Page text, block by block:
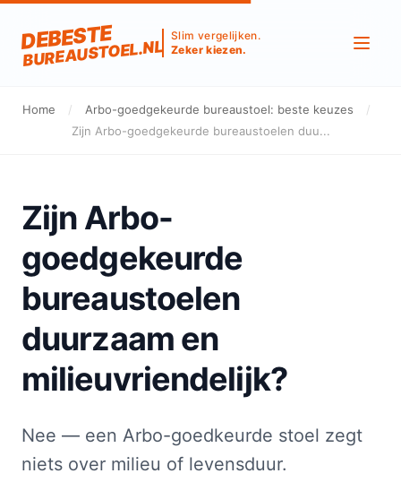
DEBESTE
BUREAUSTOEL.NL
Slim vergelijken.
Zeker kiezen.
Home / Arbo-goedgekeurde bureaustoel: beste keuzes
/
Zijn Arbo-goedgekeurde bureaustoelen duu...
Zijn Arbo-
goedgekeurde
bureaustoelen
duurzaam en
milieuvriendelijk?
Nee — een Arbo-goedkeurde stoel zegt
niets over milieu of levensduur.